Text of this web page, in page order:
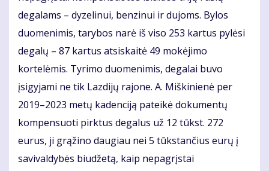
degalams – dyzelinui, benzinui ir dujoms. Bylos
duomenimis, tarybos narė iš viso 253 kartus pylėsi
degalų – 87 kartus atsiskaitė 49 mokėjimo
kortelėmis. Tyrimo duomenimis, degalai buvo
įsigyjami ne tik Lazdijų rajone. A. Miškinienė per
2019–2023 metų kadenciją pateikė dokumentų
kompensuoti pirktus degalus už 12 tūkst. 272
eurus, ji grąžino daugiau nei 5 tūkstančius eurų į
savivaldybės biudžetą, kaip nepagrįstai